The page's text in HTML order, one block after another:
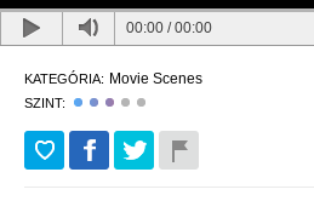
00:00 /00:00
KATEGÓRIA: Movie Scenes
SZINT: